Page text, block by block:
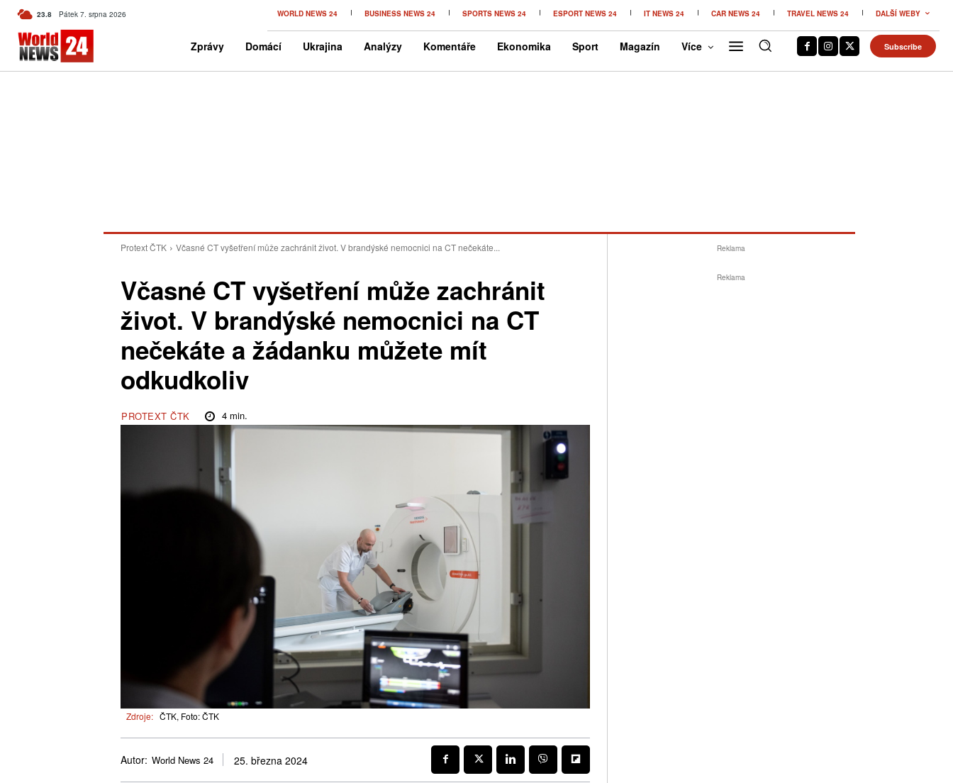
23.8 C Czech
Pátek 7. srpna 2026 WORLD NEWS 24 BUSINESS NEWS 24 SPORTS NEWS 24 ESPORT NEWS 24 IT NEWS 24 CAR NEWS 24 TRAVEL NEWS 24 DALŠÍ WEBY
Zprávy Domácí Ukrajina Analýzy Komentáře Ekonomika Sport Magazín Více Subscribe
Protext ČTK Včasné CT vyšetření může zachránit život. V brandýské nemocnici na CT nečekáte...
Včasné CT vyšetření může zachránit
život. V brandýské nemocnici na CT
nečekáte a žádanku můžete mít
odkudkoliv
PROTEXT ČTK 4min.
Zdroje: ČTK, Foto: ČTK
Autor: World News 24 25. března 2024
Reklama
Reklama